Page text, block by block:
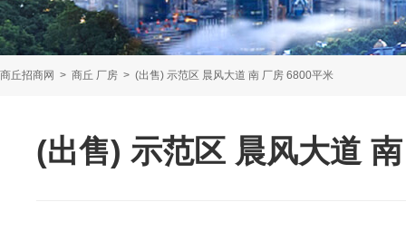
商丘招商网 > 商丘 厂房 > (出售) 示范区 晨风大道 南 厂房 6800平米
(出售) 示范区 晨风大道